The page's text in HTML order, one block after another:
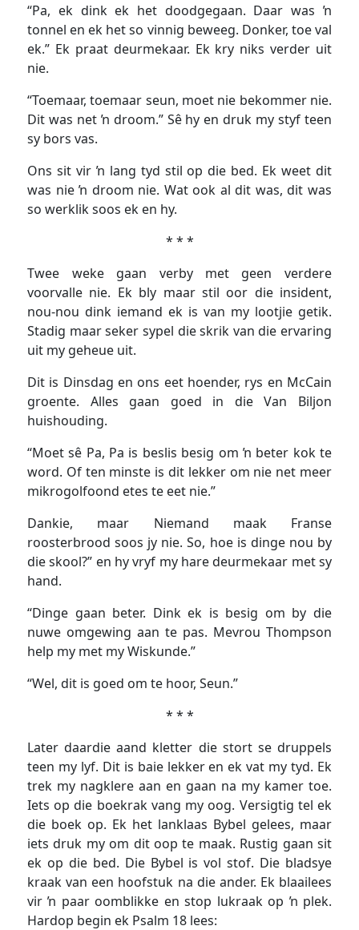
“Pa, ek dink ek het doodgegaan. Daar was ŉ
tonnel en ek het so vinnig beweeg. Donker, toe val
ek.” Ek praat deurmekaar. Ek kry niks verder uit
nie.
“Toemaar, toemaar seun, moet nie bekommer nie.
Dit was net ŉ droom.” Sê hy en druk my styf teen
sy bors vas.
Ons sit vir ŉ lang tyd stil op die bed. Ek weet dit
was nie ŉ droom nie. Wat ook al dit was, dit was
so werklik soos ek en hy.
* * *
Twee weke gaan verby met geen verdere
voorvalle nie. Ek bly maar stil oor die insident,
nou-nou dink iemand ek is van my lootjie getik.
Stadig maar seker sypel die skrik van die ervaring
uit my geheue uit.
Dit is Dinsdag en ons eet hoender, rys en McCain
groente. Alles gaan goed in die Van Biljon
huishouding.
“Moet sê Pa, Pa is beslis besig om ŉ beter kok te
word. Of ten minste is dit lekker om nie net meer
mikrogolfoond etes te eet nie.”
Dankie, maar Niemand maak Franse
roosterbrood soos jy nie. So, hoe is dinge nou by
die skool?” en hy vryf my hare deurmekaar met sy
hand.
“Dinge gaan beter. Dink ek is besig om by die
nuwe omgewing aan te pas. Mevrou Thompson
help my met my Wiskunde.”
“Wel, dit is goed om te hoor, Seun.”
* * *
Later daardie aand kletter die stort se druppels
teen my lyf. Dit is baie lekker en ek vat my tyd. Ek
trek my nagklere aan en gaan na my kamer toe.
Iets op die boekrak vang my oog. Versigtig tel ek
die boek op. Ek het lanklaas Bybel gelees, maar
iets druk my om dit oop te maak. Rustig gaan sit
ek op die bed. Die Bybel is vol stof. Die bladsye
kraak van een hoofstuk na die ander. Ek blaailees
vir ŉ paar oomblikke en stop lukraak op ŉ plek.
Hardop begin ek Psalm 18 lees: